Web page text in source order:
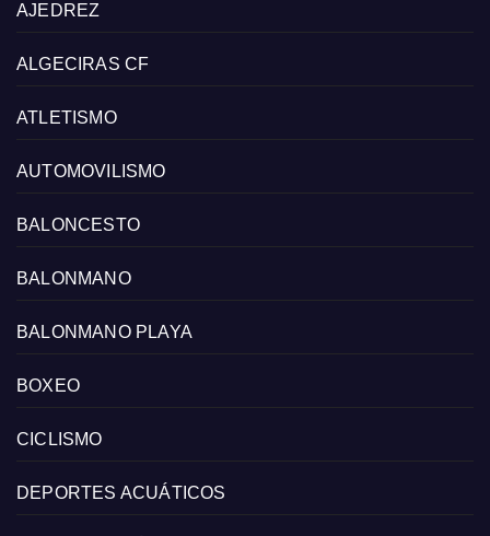
AJEDREZ
ALGECIRAS CF
ATLETISMO
AUTOMOVILISMO
BALONCESTO
BALONMANO
BALONMANO PLAYA
BOXEO
CICLISMO
DEPORTES ACUÁTICOS